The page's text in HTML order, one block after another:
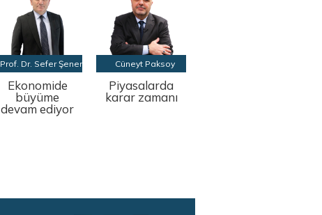
Prof. Dr. Sefer Şener
Ekonomide
büyüme
devam ediyor
Cüneyt Paksoy
Piyasalarda
karar zamanı